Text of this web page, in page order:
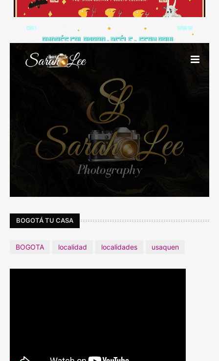
BOGOTÁ TU CASA
BOGOTA localidad localidades usaquen